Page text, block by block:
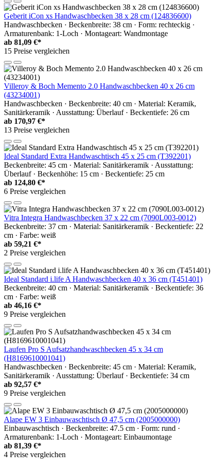
Geberit iCon xs Handwaschbecken 38 x 28 cm (124836600)
Handwaschbecken · Beckenbreite: 38 cm · Form: rechteckig ·
Armaturenbank: 1-Loch · Montageart: Wandmontage
ab 81,09 €*
15 Preise vergleichen
Villeroy & Boch Memento 2.0 Handwaschbecken 40 x 26 cm
(43234001)
Handwaschbecken · Beckenbreite: 40 cm · Material: Keramik,
Sanitärkeramik · Ausstattung: Überlauf · Beckentiefe: 26 cm
ab 170,97 €*
13 Preise vergleichen
Ideal Standard Extra Handwaschtisch 45 x 25 cm (T392201)
Beckenbreite: 45 cm · Material: Sanitärkeramik · Ausstattung:
Überlauf · Beckenhöhe: 15 cm · Beckentiefe: 25 cm
ab 124,80 €*
6 Preise vergleichen
Vitra Integra Handwaschbecken 37 x 22 cm (7090L003-0012)
Beckenbreite: 37 cm · Material: Sanitärkeramik · Beckentiefe: 22
cm · Farbe: weiß
ab 59,21 €*
2 Preise vergleichen
Ideal Standard i.life A Handwaschbecken 40 x 36 cm (T451401)
Beckenbreite: 40 cm · Material: Sanitärkeramik · Beckentiefe: 36
cm · Farbe: weiß
ab 46,16 €*
9 Preise vergleichen
Laufen Pro S Aufsatzhandwaschbecken 45 x 34 cm
(H8169610001041)
Handwaschbecken · Beckenbreite: 45 cm · Material: Keramik,
Sanitärkeramik · Ausstattung: Überlauf · Beckentiefe: 34 cm
ab 92,57 €*
9 Preise vergleichen
Alape EW 3 Einbauwaschtisch Ø 47,5 cm (2005000000)
Einbauwaschtisch · Beckenbreite: 47.5 cm · Form: rund ·
Armaturenbank: 1-Loch · Montageart: Einbaumontage
ab 81,39 €*
4 Preise vergleichen